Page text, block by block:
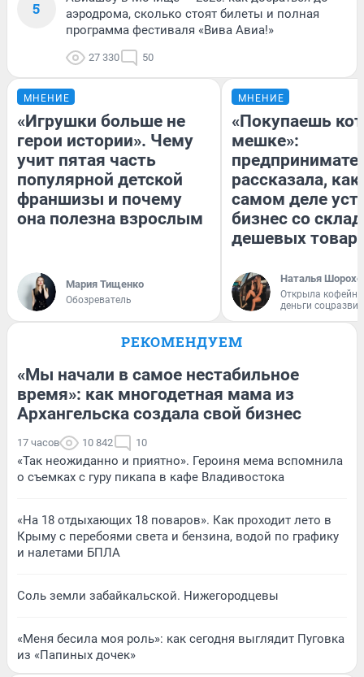
5
аэродрома, сколько стоят билеты и полная
программа фестиваля «Вива Авиа!»
27 330 50
МНЕНИЕ
«Игрушки больше не
герои истории». Чему
учит пятая часть
популярной детской
франшизы и почему
она полезна взрослым
Мария Тищенко
Обозреватель
МНЕНИЕ
«Покупаешь
мешке»:
рассказала, как
самом деле
бизнес со
дешевых
Наталья
Открыла
деньги
РЕКОМЕНДУЕМ
«Мы начали в самое нестабильное
время»: как многодетная мама из
Архангельска создала свой бизнес
17 часов 10 842 10
«Так неожиданно и приятно». Героиня мема вспомнила
о съемках с гуру пикапа в кафе Владивостока
«На 18 отдыхающих 18 поваров». Как проходит лето в
Крыму с перебоями света и бензина, водой по графику
и налетами БПЛА
Соль земли забайкальской. Нижегородцевы
«Меня бесила моя роль»: как сегодня выглядит Пуговка
из «Папиных дочек»